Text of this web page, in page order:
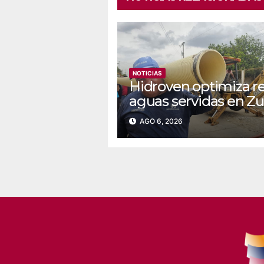
NOTICIAS
Hidroven optimiza
aguas servidas en
AGO 6, 2026